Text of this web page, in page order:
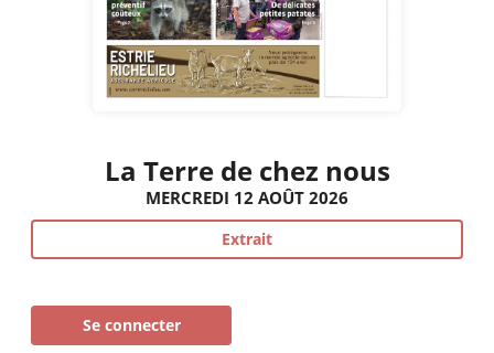
La Terre de chez nous
MERCREDI 12 AOÛT 2026
Extrait
Se connecter